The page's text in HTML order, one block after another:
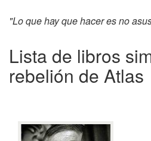
"Lo que hay que hacer es no
Lista de libros
rebelión de Atlas